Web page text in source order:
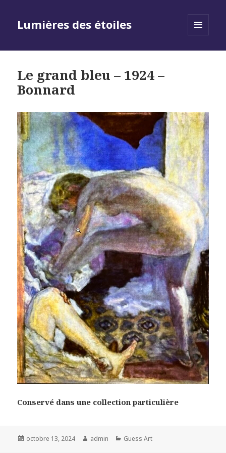
Lumières des étoiles
Le grand bleu – 1924 –
Bonnard
Conservé dans une collection particulière
Posted
octobre 13, 2024 Author
admin Categories
Guess Art